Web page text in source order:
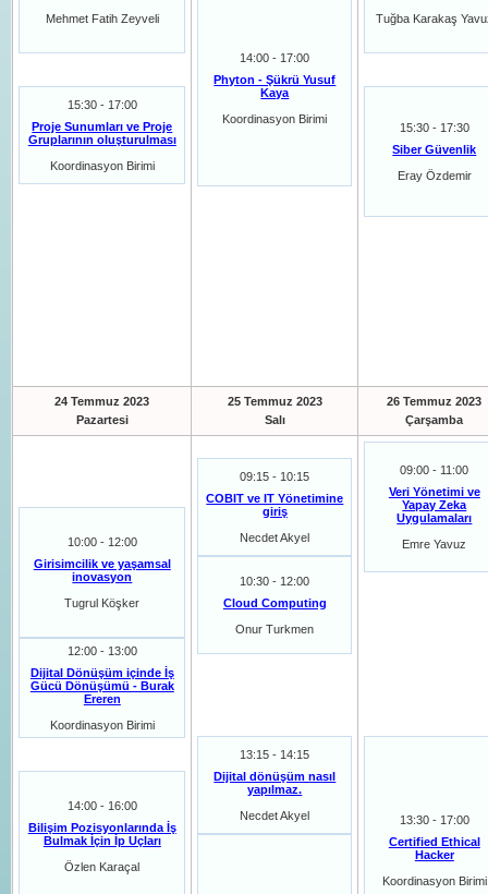
Mehmet Fatih Zeyveli
15:30 - 17:00
Proje Sunumları ve Proje
Gruplarının oluşturulması
Koordinasyon Birimi
14:00 - 17:00
Phyton - Şükrü Yusuf
Kaya
Koordinasyon Birimi
Tuğba Karakaş
15:30 - 17:30
Siber Güvenlik
Eray Özdemir
24 Temmuz 2023
Pazartesi
25 Temmuz 2023
Salı
26 Temmuz 2023
Çarşamba
10:00 - 12:00
Girisimcilik ve yaşamsal
inovasyon
Tugrul Köşker
12:00 - 13:00
Dijital Dönüşüm içinde İş
Gücü Dönüşümü - Burak
Ereren
Koordinasyon Birimi
14:00 - 16:00
Bilişim Pozisyonlarında İş
Bulmak İçin İp Uçları
Özlen Karaçal
09:15 - 10:15
COBIT ve IT Yönetimine
giriş
Necdet Akyel
10:30 - 12:00
Cloud Computing
Onur Turkmen
13:15 - 14:15
Dijital dönüşüm nasıl
yapılmaz.
Necdet Akyel
09:00 - 11:00
Veri Yönetimi ve
Yapay Zeka
Uygulamaları
Emre Yavuz
13:30 - 17:00
Certified Ethical
Hacker
Koordinasyon Birimi